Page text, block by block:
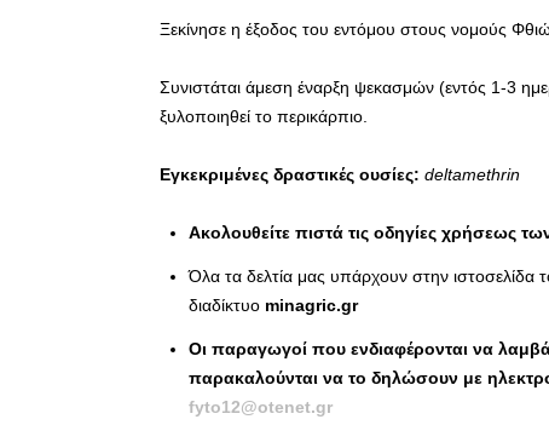
Ξεκίνησε η έξοδος του εντόμου στους νομούς
Συνιστάται άμεση έναρξη ψεκασμών (εντός 1-3
ξυλοποιηθεί το περικάρπιο.
Εγκεκριμένες δραστικές ουσίες: deltamethrin
Ακολουθείτε πιστά τις οδηγίες χρήσεως
Όλα τα δελτία μας υπάρχουν στην
διαδίκτυο minagric.gr
Οι παραγωγοί που ενδιαφέρονται να
παρακαλούνται να το δηλώσουν με
fyto12@otenet.gr